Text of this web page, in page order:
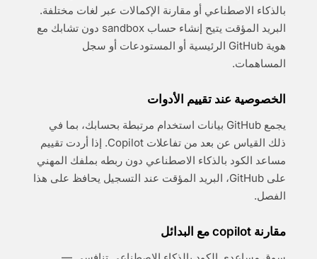
بالذكاء الاصطناعي أو مقارنة الإكمالات عبر لغات مختلفة.
البريد المؤقت يتيح إنشاء حساب sandbox دون تشابك مع
هوية GitHub الرئيسية أو المستودعات أو سجل
المساهمات.
الخصوصية عند تقييم الأدوات
يجمع GitHub بيانات استخدام مرتبطة بحسابك، بما في
ذلك القياس عن بعد من تفاعلات Copilot. إذا أردت تقييم
مساعد الكود بالذكاء الاصطناعي دون ربطه بملفك المهني
على GitHub، البريد المؤقت عند التسجيل يحافظ على هذا
الفصل.
مقارنة copilot مع البدائل